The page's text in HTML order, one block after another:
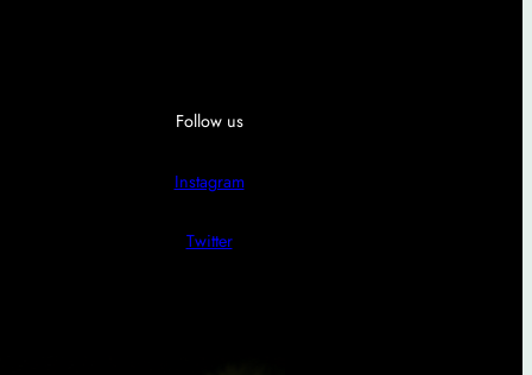
Follow us
Instagram
Twitter